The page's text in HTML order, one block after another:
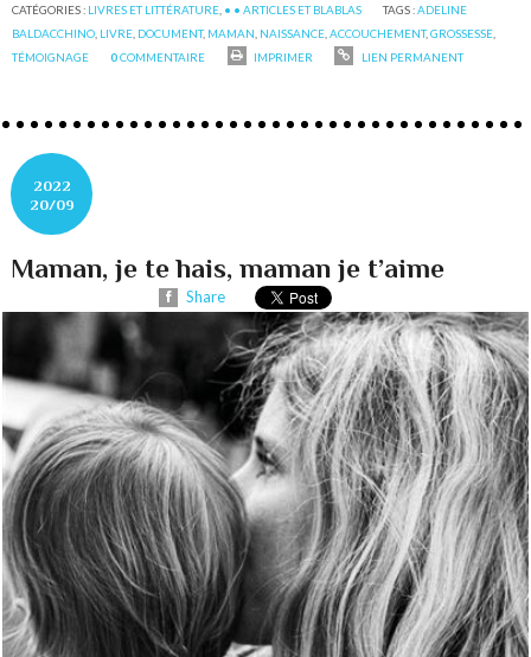
CATÉGORIES : LIVRES ET LITTÉRATURE • • ARTICLES ET BLABLAS TAGS :ADELINE
BALDACCHINO LIVRE DOCUMENT, MAMAN NAISSANCE ,ACCOUCHEMENT,GROSSESSE
TÉMOIGNAGE
0COMMENTAIRE IMPRIMER LIEN PERMANENT
2022
20/09
Maman, je te hais, maman je t’aime
Share